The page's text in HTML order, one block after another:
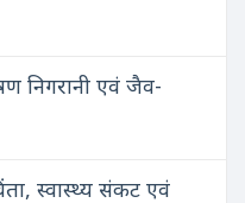
निगरानी एवं जैव-
स्वास्थ्य संकट एवं